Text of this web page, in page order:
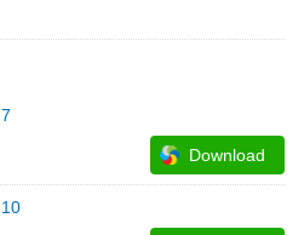
Download